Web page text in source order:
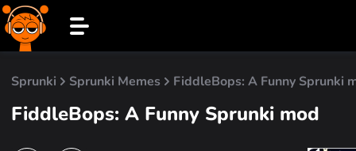
Sprunki Sprunki Memes FiddleBops: A Funny Sprunki
FiddleBops: A Funny Sprunki mod